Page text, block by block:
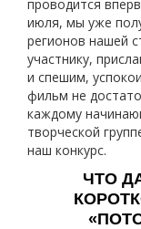
проводится
июля, мы уже
регионов нашей
участнику,
и спешим,
фильм не
каждому
творческой
наш конкурс.
ЧТО